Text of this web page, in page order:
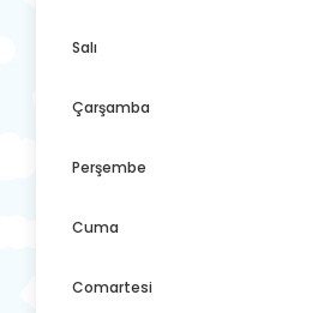
Salı
Çarşamba
Perşembe
Cuma
Comartesi